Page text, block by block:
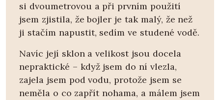
si dvoumetrovou a při prvním použití
jsem zjistila, že bojler je tak malý, že než
ji stačím napustit, sedím ve studené vodě.
Navíc její sklon a velikost jsou docela
nepraktické – když jsem do ní vlezla,
zajela jsem pod vodu, protože jsem se
neměla o co zapřít nohama, a málem jsem